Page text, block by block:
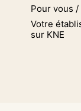
Pour vous
Votre
sur KNE